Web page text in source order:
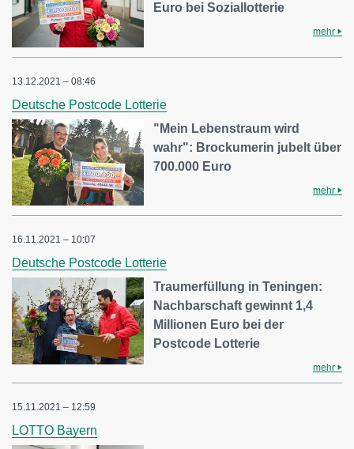
Euro bei Soziallotterie
mehr
13.12.2021 – 08:46
Deutsche Postcode Lotterie
"Mein Lebenstraum wird
wahr": Brockumerin jubelt über
700.000 Euro
mehr
16.11.2021 – 10:07
Deutsche Postcode Lotterie
Traumerfüllung in Teningen:
Nachbarschaft gewinnt 1,4
Millionen Euro bei der
Postcode Lotterie
mehr
15.11.2021 – 12:59
LOTTO Bayern